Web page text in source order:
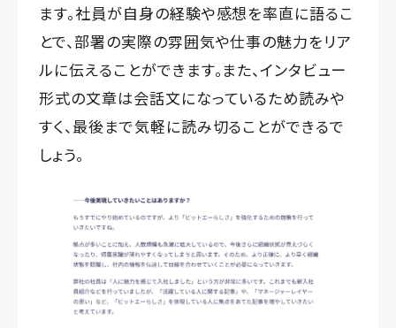
ます。社員が自身の経験や感想を率直に語るこ
とで、部署の実際の雰囲気や仕事の魅力をリア
ルに伝えることができます。また、インタビュー
形式の文章は会話文になっているため読みや
すく、最後まで気軽に読み切ることができるで
しょう。